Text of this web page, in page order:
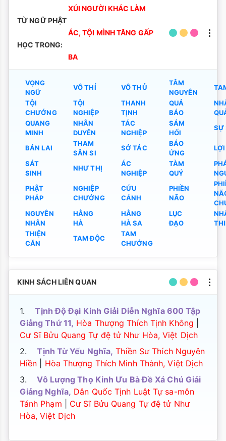
TỪ NGỮ PHẬT
HỌC TRONG:
XÚI NGƯỜI KHÁC LÀM
ÁC, TỘI MÌNH TĂNG GẤP
BA
VỌNG
NGỮ
VÔ THỈ VÔ THỦ
TÂM
NGUYÊN
TỘI
CHƯỚNG
TỘI
NGHIỆP
THANH
TỊNH
QUẢ
BÁO
QUANG
MINH
NHÂN
DUYÊN
TÁC
NGHIỆP
SÁM
HỐI
SỰ
BẢN LAI
THAM
SÂN SI
SỞ TÁC
BÁO
ỨNG
SÁT
SINH
NHƯ THỊ
ÁC
NGHIỆP
TÀM
QUÝ
PHẬT
PHÁP
NGHIỆP
CHƯỚNG
CỨU
CÁNH
PHIỀN
NÃO
NGUYÊN
NHÂN
HẰNG
HÀ
HẰNG
HÀ SA
LỤC
ĐẠO
THIỆN
CĂN
TAM ĐỘC
TAM
CHƯỚNG
KINH SÁCH LIÊN QUAN
1.Tịnh Độ Đại Kinh Giải Diễn Nghĩa 600 Tập
Giảng Thứ 11, Hòa Thượng Thích Tịnh Không
Cư Sĩ Bửu Quang Tự đệ tử Như Hòa, Việt Dịch
2.Tịnh Từ Yếu Nghĩa, Thiền Sư Thích Nguyên
Hiền
Hòa Thượng Thích Minh Thành, Việt Dịch
3.Vô Lượng Thọ Kinh Ưu Bà Đề Xá Chú Giải
Giảng Nghĩa, Dân Quốc Tịnh Luật Tự sa-môn
Tánh Phạm
Cư Sĩ Bửu Quang Tự đệ tử Như
Hòa, Việt Dịch